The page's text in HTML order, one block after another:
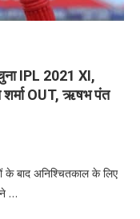
IPL 2021 XI,
शर्मा OUT, ऋषभ पंत
के बाद अनिश्चितकाल के लिए
…